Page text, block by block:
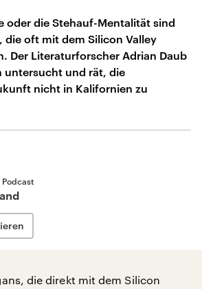
oder die Stehauf-Mentalität sind
die oft mit dem Silicon Valley
Der Literaturforscher Adrian Daub
untersucht und rät, die
nicht in Kalifornien zu
Podcast
die direkt mit dem Silicon